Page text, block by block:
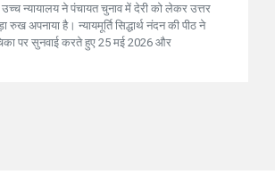
न्यायालय ने पंचायत चुनाव में देरी को लेकर उत्तर
अपनाया है। न्यायमूर्ति सिद्धार्थ नंदन की पीठ ने
पर सुनवाई करते हुए 25 मई 2026 और